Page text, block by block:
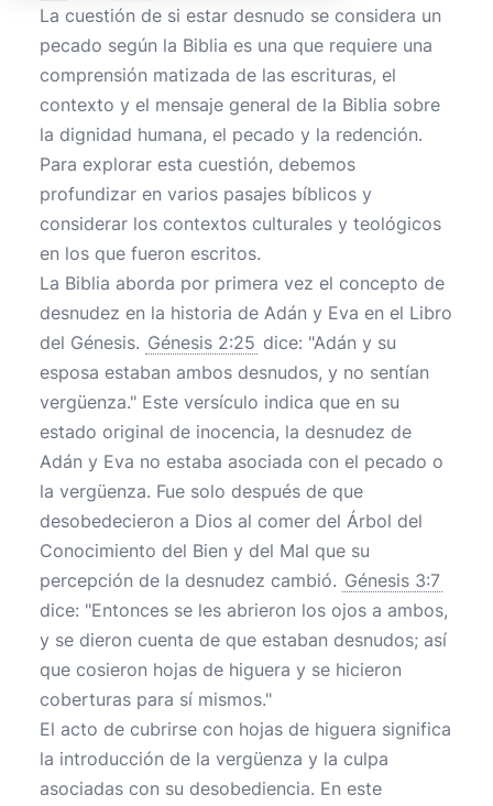
La cuestión de si estar desnudo se considera un
pecado según la Biblia es una que requiere una
comprensión matizada de las escrituras, el
contexto y el mensaje general de la Biblia sobre
la dignidad humana, el pecado y la redención.
Para explorar esta cuestión, debemos
profundizar en varios pasajes bíblicos y
considerar los contextos culturales y teológicos
en los que fueron escritos.
La Biblia aborda por primera vez el concepto de
desnudez en la historia de Adán y Eva en el Libro
del Génesis. Génesis 2:25 dice: "Adán y su
esposa estaban ambos desnudos, y no sentían
vergüenza." Este versículo indica que en su
estado original de inocencia, la desnudez de
Adán y Eva no estaba asociada con el pecado o
la vergüenza. Fue solo después de que
desobedecieron a Dios al comer del Árbol del
Conocimiento del Bien y del Mal que su
percepción de la desnudez cambió. Génesis 3:7
dice: "Entonces se les abrieron los ojos a ambos,
y se dieron cuenta de que estaban desnudos; así
que cosieron hojas de higuera y se hicieron
coberturas para sí mismos."
El acto de cubrirse con hojas de higuera significa
la introducción de la vergüenza y la culpa
asociadas con su desobediencia. En este